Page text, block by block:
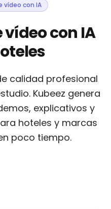
vídeo con IA
con IA
calidad profesional
Kubeez genera
explicativos y
hoteles y marcas
poco tiempo.